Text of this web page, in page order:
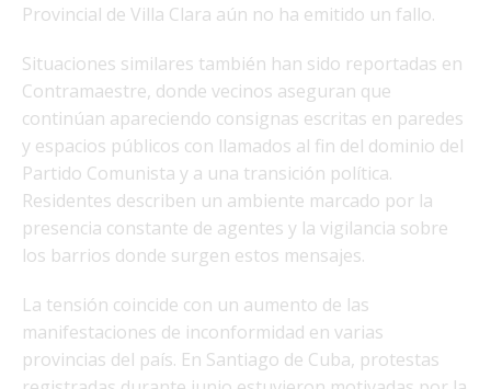
Provincial de Villa Clara aún no ha emitido un fallo.
Situaciones similares también han sido reportadas en
Contramaestre, donde vecinos aseguran que
continúan apareciendo consignas escritas en paredes
y espacios públicos con llamados al fin del dominio del
Partido Comunista y a una transición política.
Residentes describen un ambiente marcado por la
presencia constante de agentes y la vigilancia sobre
los barrios donde surgen estos mensajes.
La tensión coincide con un aumento de las
manifestaciones de inconformidad en varias
provincias del país. En Santiago de Cuba, protestas